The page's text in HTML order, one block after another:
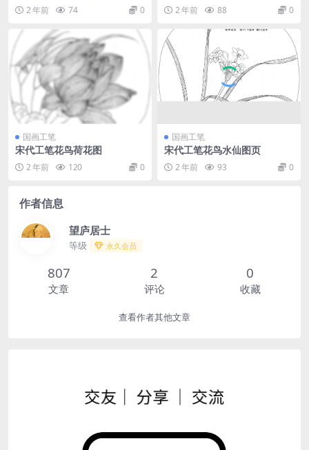
2 年前 74 0 2 年前 88 0
国画工笔
宋代工笔花鸟荷花图
2 年前 120 0
国画工笔
宋代工笔花鸟水仙图页
2 年前 93 0
作者信息
望庐居士
等级 永久会员
807
文章
2
评论
0
收藏
查看作者其他文章